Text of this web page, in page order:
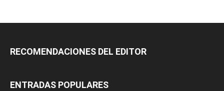
RECOMENDACIONES DEL EDITOR
ENTRADAS POPULARES